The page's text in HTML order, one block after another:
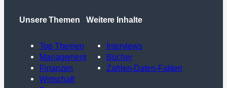
Unsere Themen
Top Themen
Management
Finanzen
Wirtschaft
Weitere Inhalte
Interviews
Bücher
Zahlen-Daten-Fakten